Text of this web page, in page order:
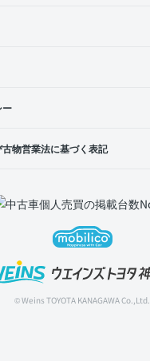
ー
物営業法に基づく表記
© Weins TOYOTA KANAGAWA Co.,Ltd.